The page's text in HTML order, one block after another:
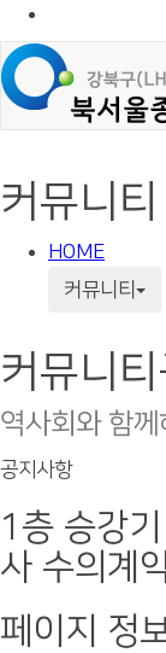
커뮤니티
HOME
커뮤니티
커뮤니티
역사회와 함
공지사항
1층 승강
사 수의계
페이지 정